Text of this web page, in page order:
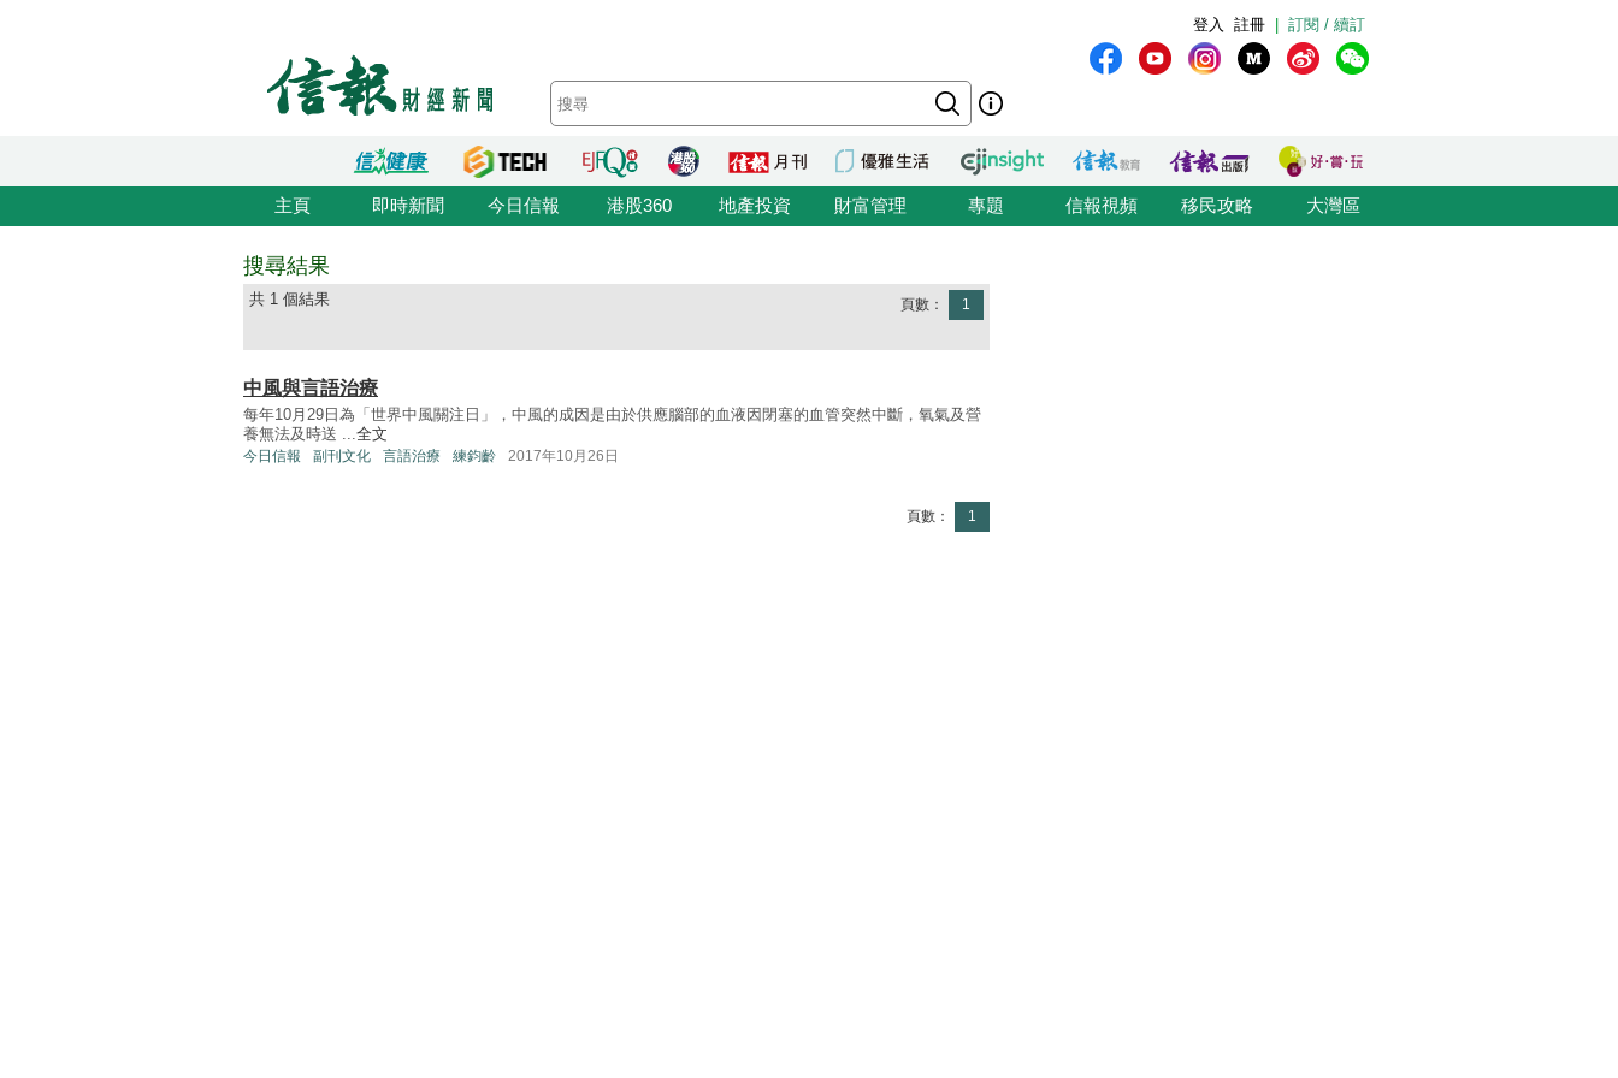
訂閱 / 續訂
註冊
登入
主頁 即時新聞 今日信報 港股360 地產投資 財富管理 專題 信報視頻 移民攻略 大灣區
搜尋結果
共 1 個結果 頁數： 1
中風與言語治療
每年10月29日為「世界中風關注日」，中風的成因是由於供應腦部的血液因閉塞的血管突然中斷，氧氣及營
養無法及時送 ...全文
今日信報 副刊文化 言語治療 練鈞齡 2017年10月26日
頁數： 1